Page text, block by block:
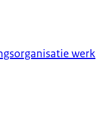
werk